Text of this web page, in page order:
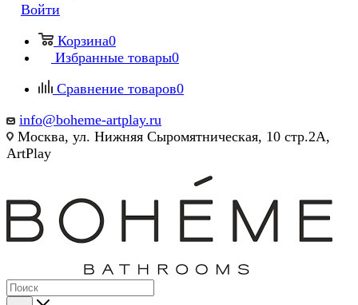
Войти
Корзина0
Избранные товары0
Сравнение товаров0
info@boheme-artplay.ru
Москва, ул. Нижняя Сыромятническая, 10 стр.2А,
ArtPlay